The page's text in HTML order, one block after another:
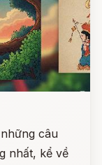
câu
nhất, kể về